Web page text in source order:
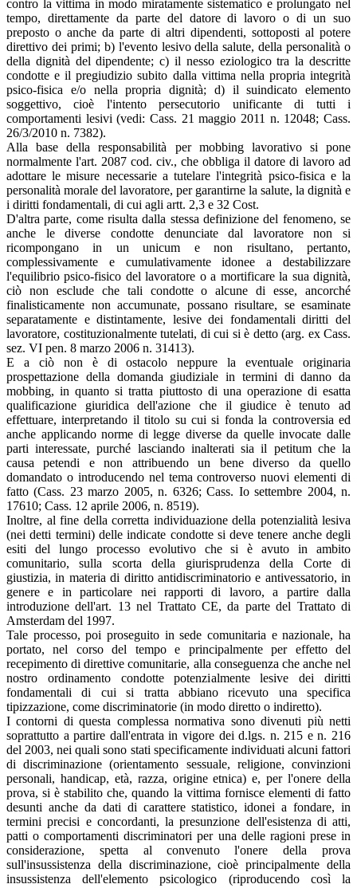
contro la vittima in modo miratamente sistematico e prolungato nel
tempo, direttamente da parte del datore di lavoro o di un suo
preposto o anche da parte di altri dipendenti, sottoposti al potere
direttivo dei primi; b) l'evento lesivo della salute, della personalità o
della dignità del dipendente; c) il nesso eziologico tra la descritte
condotte e il pregiudizio subito dalla vittima nella propria integrità
psico-fisica e/o nella propria dignità; d) il suindicato elemento
soggettivo, cioè l'intento persecutorio unificante di tutti i
comportamenti lesivi (vedi: Cass. 21 maggio 2011 n. 12048; Cass.
26/3/2010 n. 7382).
Alla base della responsabilità per mobbing lavorativo si pone
normalmente l'art. 2087 cod. civ., che obbliga il datore di lavoro ad
adottare le misure necessarie a tutelare l'integrità psico-fisica e la
personalità morale del lavoratore, per garantirne la salute, la dignità e
i diritti fondamentali, di cui agli artt. 2,3 e 32 Cost.
D'altra parte, come risulta dalla stessa definizione del fenomeno, se
anche le diverse condotte denunciate dal lavoratore non si
ricompongano in un unicum e non risultano, pertanto,
complessivamente e cumulativamente idonee a destabilizzare
l'equilibrio psico-fisico del lavoratore o a mortificare la sua dignità,
ciò non esclude che tali condotte o alcune di esse, ancorché
finalisticamente non accumunate, possano risultare, se esaminate
separatamente e distintamente, lesive dei fondamentali diritti del
lavoratore, costituzionalmente tutelati, di cui si è detto (arg. ex Cass.
sez. VI pen. 8 marzo 2006 n. 31413).
E a ciò non è di ostacolo neppure la eventuale originaria
prospettazione della domanda giudiziale in termini di danno da
mobbing, in quanto si tratta piuttosto di una operazione di esatta
qualificazione giuridica dell'azione che il giudice è tenuto ad
effettuare, interpretando il titolo su cui si fonda la controversia ed
anche applicando norme di legge diverse da quelle invocate dalle
parti interessate, purché lasciando inalterati sia il petitum che la
causa petendi e non attribuendo un bene diverso da quello
domandato o introducendo nel tema controverso nuovi elementi di
fatto (Cass. 23 marzo 2005, n. 6326; Cass. Io settembre 2004, n.
17610; Cass. 12 aprile 2006, n. 8519).
Inoltre, al fine della corretta individuazione della potenzialità lesiva
(nei detti termini) delle indicate condotte si deve tenere anche degli
esiti del lungo processo evolutivo che si è avuto in ambito
comunitario, sulla scorta della giurisprudenza della Corte di
giustizia, in materia di diritto antidiscriminatorio e antivessatorio, in
genere e in particolare nei rapporti di lavoro, a partire dalla
introduzione dell'art. 13 nel Trattato CE, da parte del Trattato di
Amsterdam del 1997.
Tale processo, poi proseguito in sede comunitaria e nazionale, ha
portato, nel corso del tempo e principalmente per effetto del
recepimento di direttive comunitarie, alla conseguenza che anche nel
nostro ordinamento condotte potenzialmente lesive dei diritti
fondamentali di cui si tratta abbiano ricevuto una specifica
tipizzazione, come discriminatorie (in modo diretto о indiretto).
I contorni di questa complessa normativa sono divenuti più netti
soprattutto a partire dall'entrata in vigore dei d.lgs. n. 215 e n. 216
del 2003, nei quali sono stati specificamente individuati alcuni fattori
di discriminazione (orientamento sessuale, religione, convinzioni
personali, handicap, età, razza, origine etnica) e, per l'onere della
prova, si è stabilito che, quando la vittima fornisce elementi di fatto
desunti anche da dati di carattere statistico, idonei a fondare, in
termini precisi e concordanti, la presunzione dell'esistenza di atti,
patti о comportamenti discriminatori per una delle ragioni prese in
considerazione, spetta al convenuto l'onere della prova
sull'insussistenza della discriminazione, cioè principalmente della
insussistenza dell'elemento psicologico (riproducendo così la